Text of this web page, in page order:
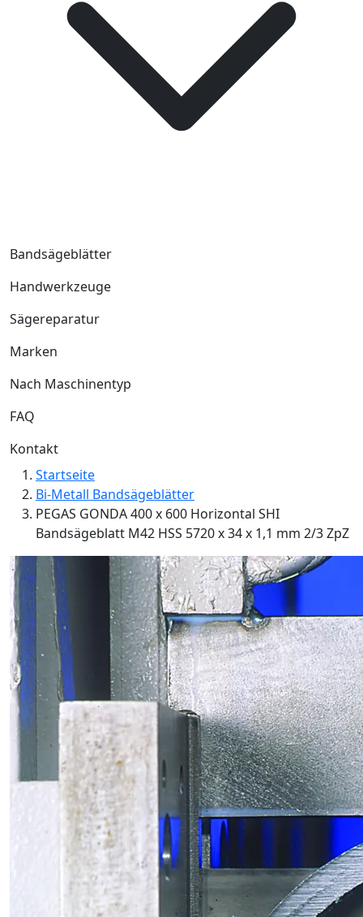
Bandsägeblätter
Handwerkzeuge
Sägereparatur
Marken
Nach Maschinentyp
FAQ
Kontakt
Startseite
Bi-Metall Bandsägeblätter
PEGAS GONDA 400 x 600 Horizontal SHI
Bandsägeblatt M42 HSS 5720 x 34 x 1,1 mm 2/3 ZpZ